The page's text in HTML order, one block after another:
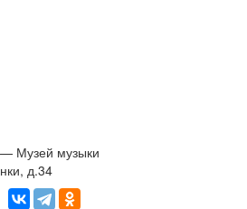
Музей музыки
д.34